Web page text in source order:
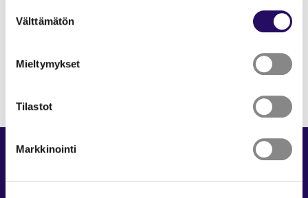
Lue lisää sivustostamme ja evästeistä
valinta
Välttämätön
Mieltymykset
Tilastot
Markkinointi
ilmoittautuminen nettisivuillamme, kokeilemaan voit tulla